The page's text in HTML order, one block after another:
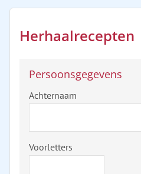
Herhaalrecepten
Persoonsgegevens
Achternaam
Voorletters